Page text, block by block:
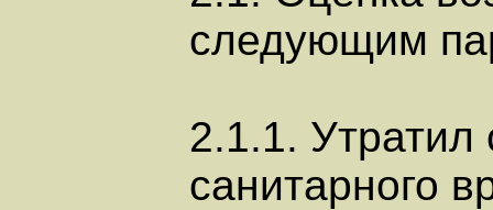
следующим
2.1.1. Утратил
санитарного